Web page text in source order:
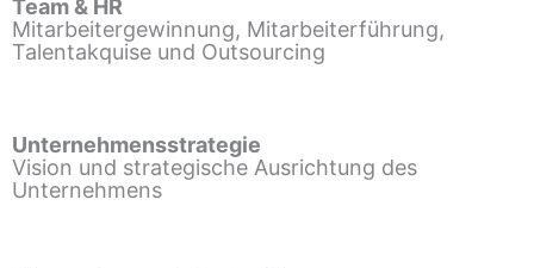
Team & HR
Mitarbeitergewinnung, Mitarbeiterführung,
Talentakquise und Outsourcing
Unternehmensstrategie
Vision und strategische Ausrichtung des
Unternehmens